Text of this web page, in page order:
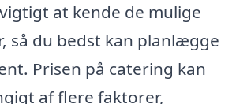
at kende de mulige
så du bedst kan planlægge
Prisen på catering kan
af flere faktorer,